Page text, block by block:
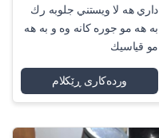
داري هه لا ويستني جلوبه رك
به هه مو جوره كانه وه و به هه
مو قياسيك
وردەکاری ڕێکلام